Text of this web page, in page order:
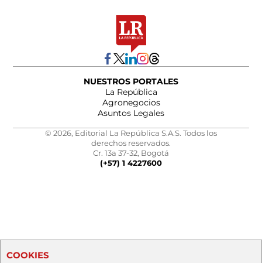
NUESTROS PORTALES
La República
Agronegocios
Asuntos Legales
© 2026, Editorial La República S.A.S. Todos los
derechos reservados.
Cr. 13a 37-32, Bogotá
(+57) 1 4227600
COOKIES